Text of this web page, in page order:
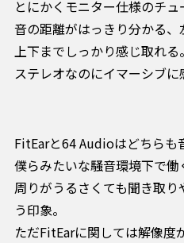
とにかくモニター仕様のチュ
音の距離がはっきり分かる
上下までしっかり感じ取れる。
ステレオなのにイマーシブに
FitEarと64 Audioはどちらも
僕らみたいな騒音環境下で働
周りがうるさくても聞き取
う印象。
ただFitEarに関しては解像度